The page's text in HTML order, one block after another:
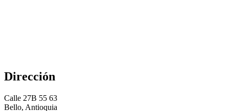
Dirección
Calle 27B 55 63
Bello, Antioquia